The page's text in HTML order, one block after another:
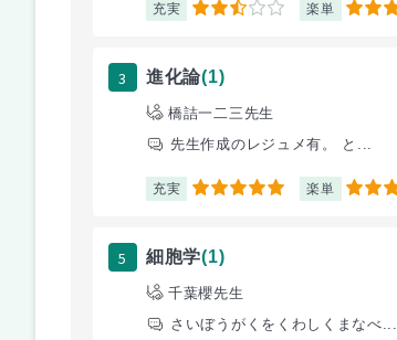
充実 2.5 楽単 4
3 進化論(1)
橋詰一二三先生
先生作成のレジュメ有。 と...
充実 5 楽単 5
5 細胞学(1)
千葉櫻先生
さいぼうがくをくわしくまなべ...